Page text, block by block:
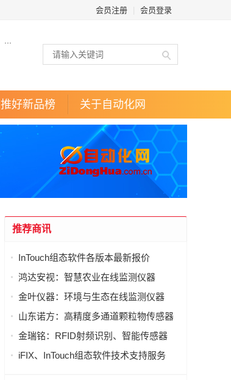
会员注册 会员登录
推好新品榜 关于自动化网
推荐商讯
InTouch组态软件各版本最新报价
鸿达安视：智慧农业在线监测仪器
金叶仪器：环境与生态在线监测仪器
山东诺方：高精度多通道颗粒物传感器
金瑞铭：RFID射频识别、智能传感器
iFIX、InTouch组态软件技术支持服务